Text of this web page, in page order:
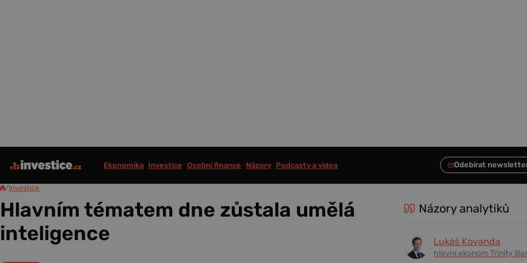
Ekonomika Investice Osobní finance Názory Podcasty a videa
/Investice
Hlavním tématem dne zůstala umělá
inteligence
Názory analytiků
Lukáš Kovanda
hlavní ekonom Trinity